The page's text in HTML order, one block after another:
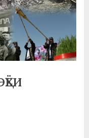
а
н
о